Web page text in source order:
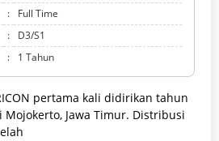
:
Full Time
:
D3/S1
: 1 Tahun
pertama kali didirikan tahun
Mojokerto, Jawa Timur. Distribusi